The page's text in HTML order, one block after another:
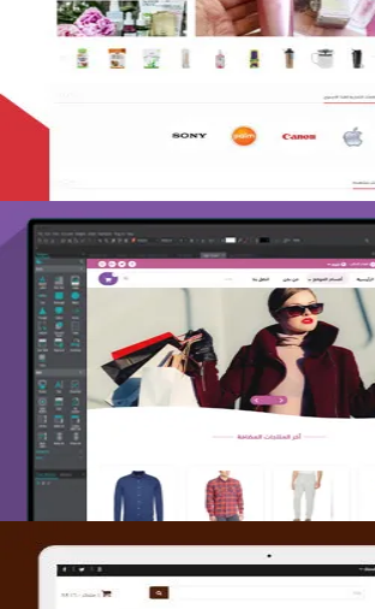
تصميم متجر لمار
التفاصيل
تصميم متجر القوس
التفاصيل